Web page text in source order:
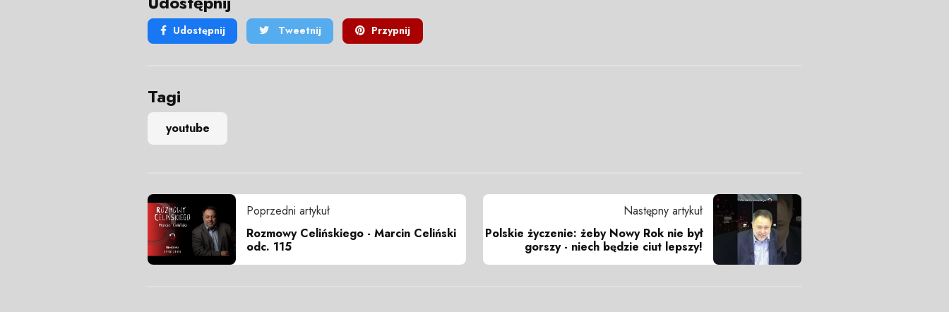
Udostępnij Tweetnij Przypnij
Tagi
youtube
Poprzedni artykuł
Rozmowy Celińskiego - Marcin Celiński
odc. 115
Następny artykuł
Polskie życzenie: żeby Nowy Rok nie był
gorszy - niech będzie ciut lepszy!